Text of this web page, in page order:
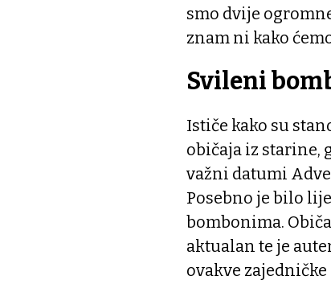
smo dvije
znam ni kako
Svileni
Ističe kako su
običaja iz starine,
važni datumi
Posebno je bilo
bombonima.
aktualan te je
ovakve